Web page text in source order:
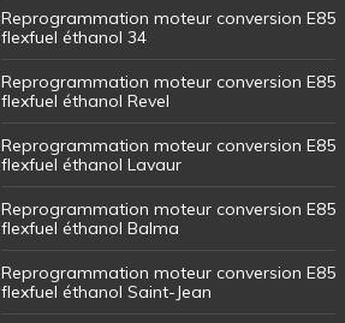
Reprogrammation moteur conversion E85
flexfuel éthanol 34
Reprogrammation moteur conversion E85
flexfuel éthanol Revel
Reprogrammation moteur conversion E85
flexfuel éthanol Lavaur
Reprogrammation moteur conversion E85
flexfuel éthanol Balma
Reprogrammation moteur conversion E85
flexfuel éthanol Saint-Jean